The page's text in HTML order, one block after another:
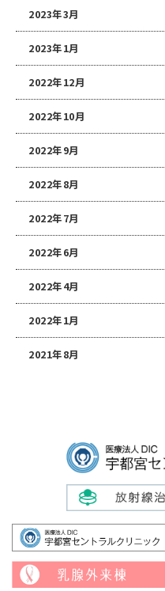
2023年3月
2023年1月
2022年12月
2022年10月
2022年9月
2022年8月
2022年7月
2022年6月
2022年4月
2022年1月
2021年8月